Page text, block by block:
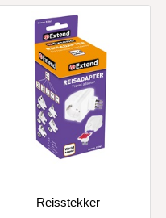
Reisstekker